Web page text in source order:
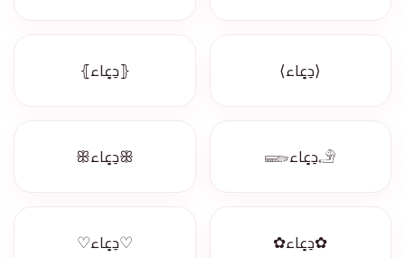
⟨دِعٍاء⟩ ⦃دِعٍاء⦄
𓄂دِعٍاء𓆃 ꕥدِعٍاءꕥ
✿دِعٍاء✿ ♡دِعٍاء♡